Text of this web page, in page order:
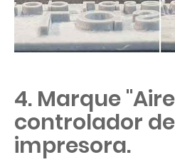
4. Marque
controlador
impresora.